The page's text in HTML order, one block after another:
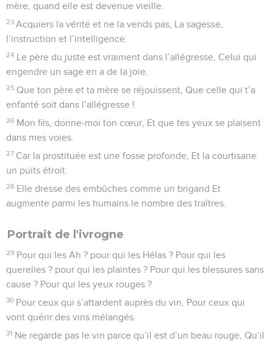
mère, quand elle est devenue vieille.
23 Acquiers la vérité et ne la vends pas, La sagesse,
l’instruction et l’intelligence.
24 Le père du juste est vraiment dans l’allégresse, Celui qui
engendre un sage en a de la joie.
25 Que ton père et ta mère se réjouissent, Que celle qui t’a
enfanté soit dans l’allégresse !
26 Mon fils, donne-moi ton cœur, Et que tes yeux se plaisent
dans mes voies.
27 Car la prostituée est une fosse profonde, Et la courtisane
un puits étroit.
28 Elle dresse des embûches comme un brigand Et
augmente parmi les humains le nombre des traîtres.
Portrait de l'ivrogne
29 Pour qui les Ah ? pour qui les Hélas ? Pour qui les
querelles ? pour qui les plaintes ? Pour qui les blessures sans
cause ? Pour qui les yeux rouges ?
30 Pour ceux qui s’attardent auprès du vin, Pour ceux qui
vont quérir des vins mélangés.
31 Ne regarde pas le vin parce qu’il est d’un beau rouge, Qu’il